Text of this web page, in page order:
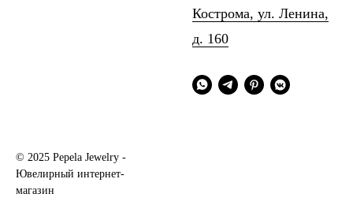
Кострома, ул. Ленина,
д. 160
© 2025 Pepela Jewelry -
Ювелирный интернет-
магазин